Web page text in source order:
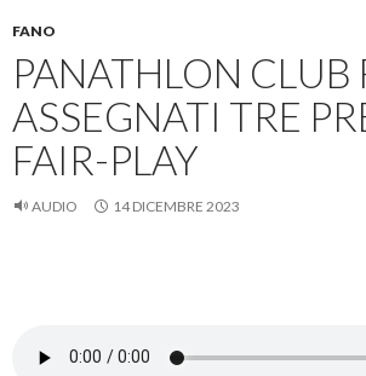
FANO
PANATHLON CLUB
ASSEGNATI TRE
FAIR-PLAY
AUDIO 14 DICEMBRE 2023